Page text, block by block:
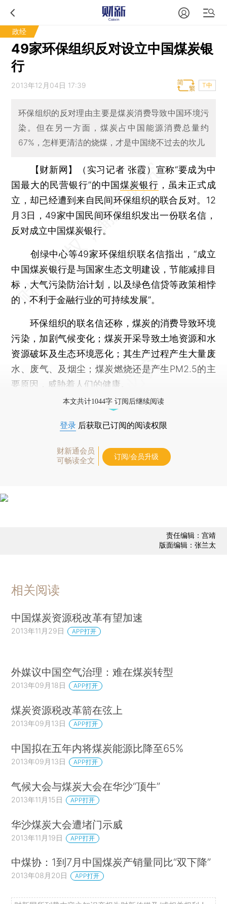
政经
49家环保组织反对设立中国煤炭银
行
2013年12月04日 17:39 T中
环保组织的反对理由主要是煤炭消费导致中国环境污
染。但在另一方面，煤炭占中国能源消费总量约
67%，怎样更清洁的烧煤，才是中国绕不过去的坎儿
【财新网】（实习记者 张霞） 宣称“要成为中
国最大的民营银行”的中国煤炭银行 ，虽未正式成
立，却已经遭到来自民间环保组织的联合反对。12
月3日，49家中国民间环保组织发出一份联名信，
反对成立中国煤炭银行。
创绿中心等49家环保组织联名信指出，“成立
中国煤炭银行是与国家生态文明建设，节能减排目
标，大气污染防治计划，以及绿色信贷等政策相悖
的，不利于金融行业的可持续发展”。
环保组织的联名信还称，煤炭的消费导致环境
污染，加剧气候变化；煤炭开采导致土地资源和水
资源破坏及生态环境恶化；其生产过程产生大量废
水、废气、及烟尘；煤炭燃烧还是产生PM2.5的主
要原因，威胁着人们的健康。
本文共计1044字 订阅后继续阅读
登录 后获取已订阅的阅读权限
财新通会员
可畅读全文
订阅/会员升级
责任编辑：宫靖
版面编辑：张兰太
相关阅读
中国煤炭资源税改革有望加速
2013年11月29日 APP打开
外媒议中国空气治理：难在煤炭转型
2013年09月18日 APP打开
煤炭资源税改革箭在弦上
2013年09月13日 APP打开
中国拟在五年内将煤炭能源比降至65%
2013年09月13日 APP打开
气候大会与煤炭大会在华沙“顶牛”
2013年11月15日 APP打开
华沙煤炭大会遭堵门示威
2013年11月19日 APP打开
中煤协：1到7月中国煤炭产销量同比“双下降”
2013年08月20日 APP打开